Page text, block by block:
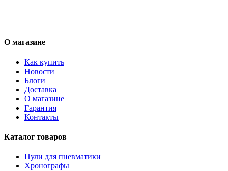
О магазине
Как купить
Новости
Блоги
Доставка
О магазине
Гарантия
Контакты
Каталог товаров
Пули для пневматики
Хронографы